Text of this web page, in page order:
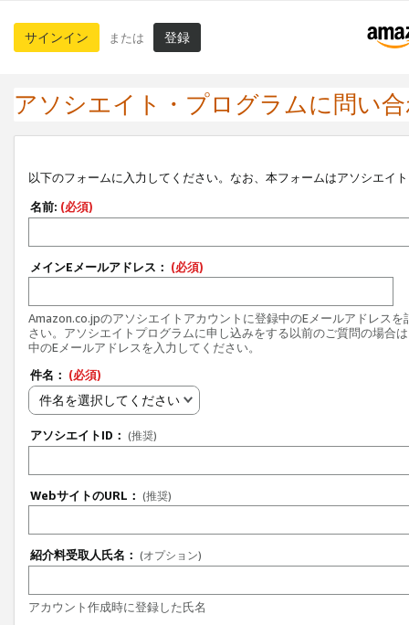
サインイン または 登録
アソシエイト・プログラムに問い
以下のフォームに入力してください。なお、本フォームはアソシエイ
名前: (必須)
メインEメールアドレス： (必須)
Amazon.co.jpのアソシエイトアカウントに登録中のEメールアドレスを
さい。アソシエイトプログラムに申し込みをする以前のご質問の場合
中のEメールアドレスを入力してください。
件名： (必須)
件名を選択してください
アソシエイトID： (推奨)
WebサイトのURL： (推奨)
紹介料受取人氏名： (オプション)
アカウント作成時に登録した氏名